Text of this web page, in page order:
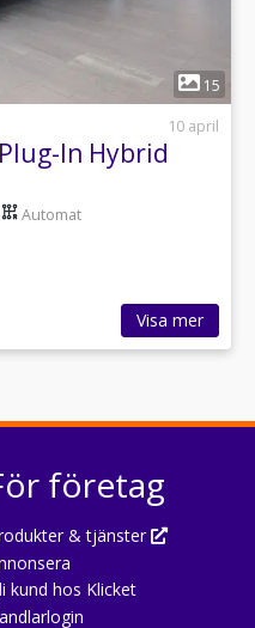
15
10 april
In Hybrid
Automat
Visa mer
företag
& tjänster
kund hos Klicket